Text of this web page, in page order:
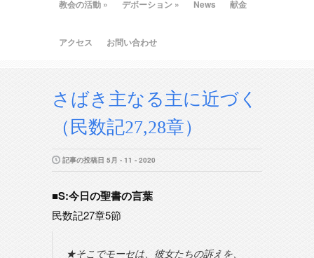
教会の活動 » デボーション » News 献金
アクセス お問い合わせ
さばき主なる主に近づく
（民数記27,28章）
記事の投稿日 5月 - 11 - 2020
■S:今日の聖書の言葉
民数記27章5節
★そこでモーセは、彼女たちの訴えを、